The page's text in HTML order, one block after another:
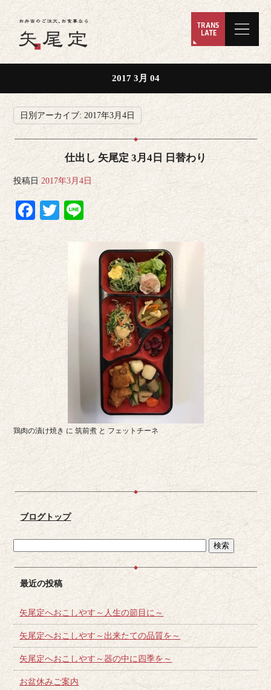
2017 3月 04
日別アーカイブ:2017年3月4日
仕出し 矢尾定 3月4日 日替わり
投稿日 2017年3月4日
Facebook
Twitter
鶏肉の漬け焼き に 筑前煮 と フェットチーネ
ブログトップ
最近の投稿
矢尾定へおこしやす～人生の節目に～
矢尾定へおこしやす～出来たての品質を～
矢尾定へおこしやす～器の中に四季を～
お盆休みご案内